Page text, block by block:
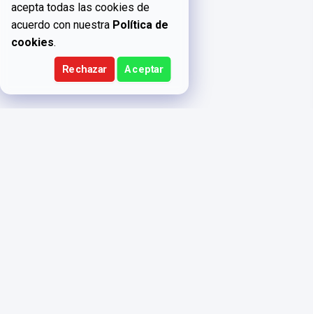
acepta todas las cookies de
acuerdo con nuestra Política de
cookies.
Rechazar Aceptar